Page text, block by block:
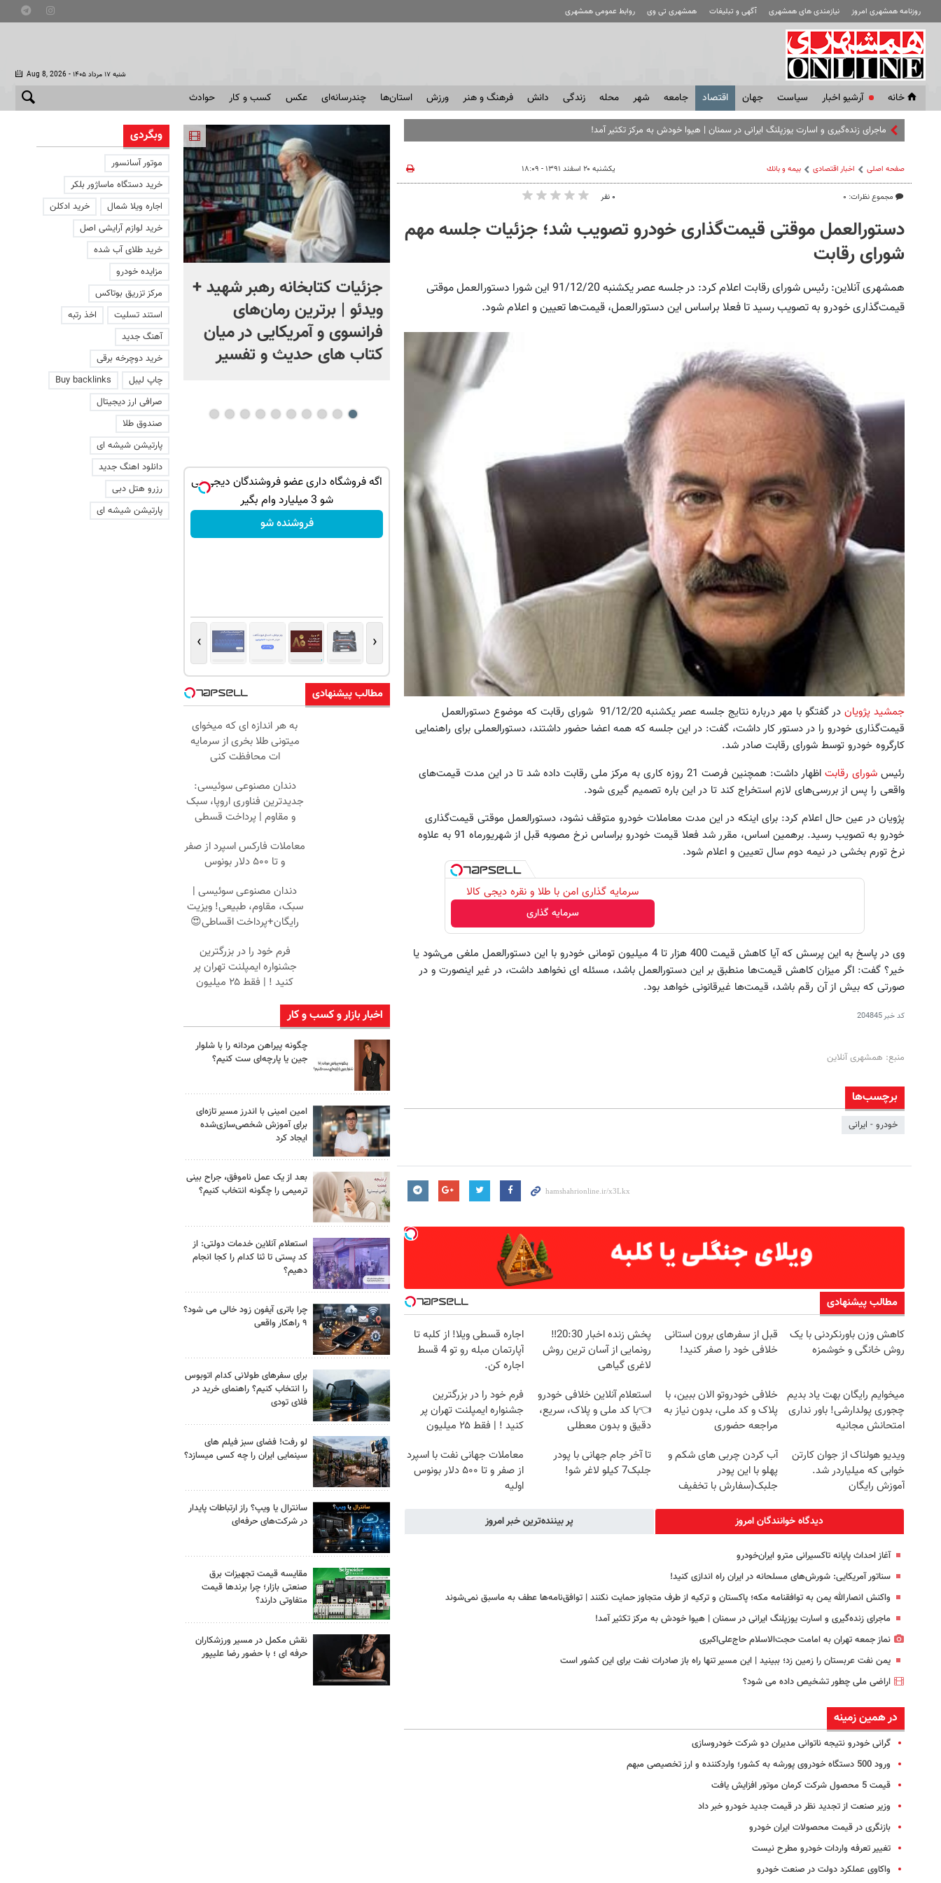
روزنامه همشهری امروز نیازمندی های همشهری آگهی و تبلیغات همشهری تی وی روابط عمومی همشهری
Aug 8, 2026 - شنبه ۱۷ مرداد ۱۴۰۵
خانه آرشیو اخبار سياست جهان اقتصاد جامعه شهر محله زندگی دانش فرهنگ و هنر ورزش استان‌ها چندرسانه‌ای عکس کسب و کار حوادث
ماجرای زنده‌گیری و اسارت یوزپلنگ ایرانی در سمنان | هیوا خودش به مرکز تکثیر آمد!
صفحه اصلی اخبار اقتصادی بيمه و بانك
مجموع نظرات: ۰
یکشنبه ۲۰ اسفند ۱۳۹۱ - ۱۸:۰۹
۰ نفر
دستورالعمل موقتی قیمت‌گذاری خودرو تصویب شد؛ جزئیات جلسه مهم
شورای رقابت
همشهری آنلاین: رئیس شورای رقابت اعلام کرد: در جلسه عصر یکشنبه 91/12/20 این شورا دستورالعمل موقتی
قیمت‌گذاری خودرو به تصویب رسید تا فعلا براساس این دستورالعمل، قیمت‌ها تعیین و اعلام شود.
جمشید پژویان
در گفتگو با مهر درباره نتایج جلسه عصر یکشنبه 91/12/20 شورای رقابت که موضوع دستورالعمل
قیمت‌گذاری خودرو را در دستور کار داشت، گفت: در این جلسه که همه اعضا حضور داشتند، دستورالعملی برای راهنمایی
کارگروه خودرو توسط شورای رقابت صادر شد.
رئیس شورای رقابت
اظهار داشت: همچنین فرصت 21 روزه کاری به مرکز ملی رقابت داده شد تا در این مدت قیمت‌های
واقعی را پس از بررسی‌های لازم استخراج کند تا در این باره تصمیم گیری شود.
پژویان در عین حال اعلام کرد: برای اینکه در این مدت معاملات خودرو متوقف نشود، دستورالعمل موقتی قیمت‌گذاری
خودرو به تصویب رسید. برهمین اساس، مقرر شد فعلا قیمت خودرو براساس نرخ مصوبه قبل از شهریورماه 91 به علاوه
نرخ تورم بخشی در نیمه دوم سال تعیین و اعلام شود.
سرمایه گذاری امن با طلا و نقره دیجی کالا
سرمایه گذاری
وی در پاسخ به این پرسش که آیا کاهش قیمت 400 هزار تا 4 میلیون تومانی خودرو با این دستورالعمل ملغی می‌شود یا
خیر؟ گفت: اگر میزان کاهش قیمت‌ها منطبق بر این دستورالعمل باشد، مسئله ای نخواهد داشت، در غیر اینصورت و در
صورتی که بیش از آن رقم باشد، قیمت‌ها غیرقانونی خواهد بود.
کد خبر204845
منبع: همشهری آنلاین
برچسب‌ها
خودرو - ایرانی
مطالب پیشنهادی
کاهش وزن باورنکردنی با یک
روش خانگی و خوشمزه
قبل از سفرهای برون استانی
خلافی خود را صفر کنید!
پخش زنده اخبار 20:30‼️
رونمایی از آسان ترین روش
لاغری گیاهی
اجاره‌ قسطی ویلا! از کلبه تا
آپارتمان مبله رو تو 4 قسط
اجاره کن.
میخوایم رایگان بهت یاد بدیم
چجوری پولدارشی! باور نداری
امتحانش مجانیه
خلافی خودروتو الان ببین، با
پلاک و کد ملی، بدون نیاز به
مراجعه حضوری
استعلام آنلاین خلافی خودرو
👈با کد ملی و پلاک، سریع،
دقیق و بدون معطلی
فرم خود را در بزرگترین
جشنواره ایمپلنت تهران پر
کنید ! | فقط ۲۵ میلیون
ویدیو هولناک از جوان کارتن
خوابی که میلیاردر شد.
آموزش رایگان
آب کردن چربی های شکم و
پهلو با این پودر
جلبک(سفارش با تخفیف
تا آخر جام جهانی با پودر
جلبک7 کیلو لاغر شو!
معاملات جهانی نفت با اسپرد
از صفر و تا ۵۰۰ دلار بونوس
اولیه
دیدگاه خوانندگان امروز پر بیننده‌ترین خبر امروز
آغاز احداث پایانه تاکسیرانی مترو ایران‌خودرو
سناتور آمریکایی: شورش‌های مسلحانه در ایران راه اندازی کنید!
واکنش انصارالله یمن به توافقنامه مکه؛ پاکستان و ترکیه از طرف متجاوز حمایت نکنند | توافق‌نامه‌ها عطف به ماسبق نمی‌شوند
ماجرای زنده‌گیری و اسارت یوزپلنگ ایرانی در سمنان | هیوا خودش به مرکز تکثیر آمد!
نماز جمعه تهران به امامت حجت‌الاسلام حاج‌علی‌اکبری
یمن نفت عربستان را زمین زد؛ ببینید | این مسیر تنها راه باز صادرات نفت برای این کشور است
اراضی ملی چطور تشخیص داده می شود؟
در همین زمینه
گرانی خودرو نتیجه ناتوانی مدیران دو شرکت خودروسازی
ورود 500 دستگاه خودروی پورشه به کشور؛ واردکننده و ارز تخصیصی مبهم
قیمت 5 محصول شرکت کرمان موتور افزایش یافت
وزیر صنعت از تجدید نظر در قیمت جدید خودرو خبر داد
بازنگری در قیمت محصولات ایران خودرو
تغییر تعرفه واردات خودرو مطرح نیست
واکاوی عملکرد دولت در صنعت خودرو
انتشار تصاویر محرمانه از
تعقیب یک ناشناس در آسمان
جزئیات کتابخانه رهبر شهید +
ویدئو | برترین رمان‌های
فرانسوی و آمریکایی در میان
کتاب های حدیث و تفسیر
ماجرای پیوند سه‌جانبه
عربستان، پاکستان و ترکیه
چیست؟ | ویدئو
دریل و پیچ گوشتی رو با گارانتی
و نصف قیمت بخر!😉
ثبت سفارش!
خرید اقساطی طلا و گوشی فقط با یک برگ
چک صیادی
درخواست اعتبار
با فروش اعتباری دیجی پی فروش محصولت
رو بالاببر
فروشنده شو
اگه فروشگاه داری عضو فروشندگان دیجی پی
شو 3 میلیارد وام بگیر
فروشنده شو
‹
›
مطالب پیشنهادی
به هر اندازه ای که میخوای
میتونی طلا بخری از سرمایه
ات محافظت کنی
دندان مصنوعی سوئیسی:
جدیدترین فناوری اروپا، سبک
و مقاوم | پرداخت قسطی
معاملات فارکس اسپرد از صفر
و تا ۵۰۰ دلار بونوس
دندان مصنوعی سوئیسی |
سبک، مقاوم، طبیعی! ویزیت
رایگان+پرداخت اقساطی😍
فرم خود را در بزرگترین
جشنواره ایمپلنت تهران پر
کنید ! | فقط ۲۵ میلیون
اخبار بازار و کسب و کار
چگونه پیراهن مردانه را با شلوار
جین یا پارچه‌ای ست کنیم؟
امین امینی با اندرز مسیر تازه‌ای
برای آموزش شخصی‌سازی‌شده
ایجاد کرد
بعد از یک عمل ناموفق، جراح بینی
ترمیمی را چگونه انتخاب کنیم؟
استعلام آنلاین خدمات دولتی: از
کد پستی تا ثنا کدام را کجا انجام
دهیم؟
چرا باتری آیفون زود خالی می شود؟
۹ راهکار واقعی
برای سفرهای طولانی کدام اتوبوس
را انتخاب کنیم؟ راهنمای خرید در
فلای تودی
لو رفت! فضای سبز فیلم های
سینمایی ایران را چه کسی میسازد؟
سانترال یا ویپ؟ راز ارتباطات پایدار
در شرکت‌های حرفه‌ای
مقایسه قیمت تجهیزات برق
صنعتی بازار؛ چرا برندها قیمت
متفاوتی دارند؟
نقش مکمل در مسیر ورزشکاران
حرفه ای ؛ با حضور رضا علیپور
وبگردی
موتور آسانسور
خرید دستگاه ماساژور بلکر
اجاره ویلا شمال
خرید ادکلن
خرید لوازم آرایشی اصل
خرید طلای آب شده
مزایده خودرو
مرکز تزریق بوتاکس
استند تسلیت
اخذ رتبه
آهنگ جدید
خرید دوچرخه برقی
چاپ لیبل
Buy backlinks
صرافی ارز دیجیتال
صندوق طلا
پارتیشن شیشه ای
دانلود اهنگ جدید
رزرو هتل دبی
پارتیشن شیشه ای